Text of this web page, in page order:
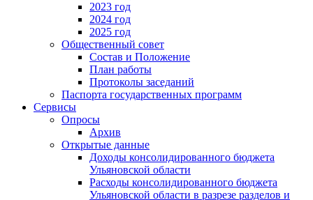
2023 год
2024 год
2025 год
Общественный совет
Состав и Положение
План работы
Протоколы заседаний
Паспорта государственных программ
Сервисы
Опросы
Архив
Открытые данные
Доходы консолидированного бюджета
Ульяновской области
Расходы консолидированного бюджета
Ульяновской области в разрезе разделов и